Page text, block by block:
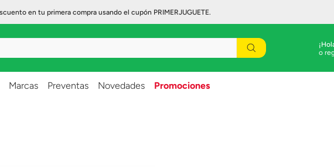
en tu primera compra usando el cupón PRIMERJUGUETE.
Marcas Preventas Novedades Promociones